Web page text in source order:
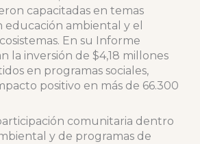
capacitadas en temas
educación ambiental y el
En su Informe
la inversión de $4,18 millones
en programas sociales,
positivo en más de 66.300
comunitaria dentro
y de programas de